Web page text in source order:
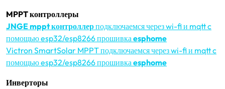
MPPT контроллеры
JNGE mppt контроллерподключаемся через wi-fi и mqtt c
помощью esp32/esp8266 прошивкаesphome
Victron SmartSolar MPPT подключаемся через wi-fi и mqtt c
помощью esp32/esp8266 прошивкаesphome
Инверторы